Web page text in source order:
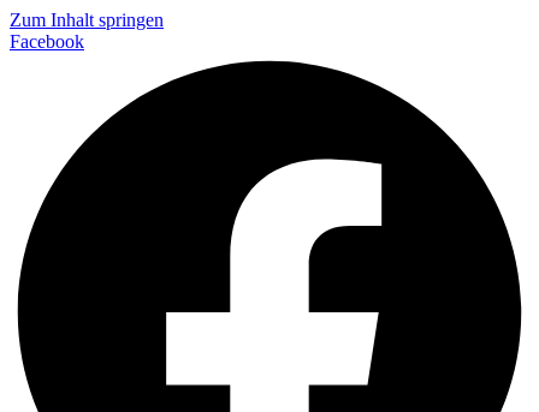
Zum Inhalt springen
Facebook